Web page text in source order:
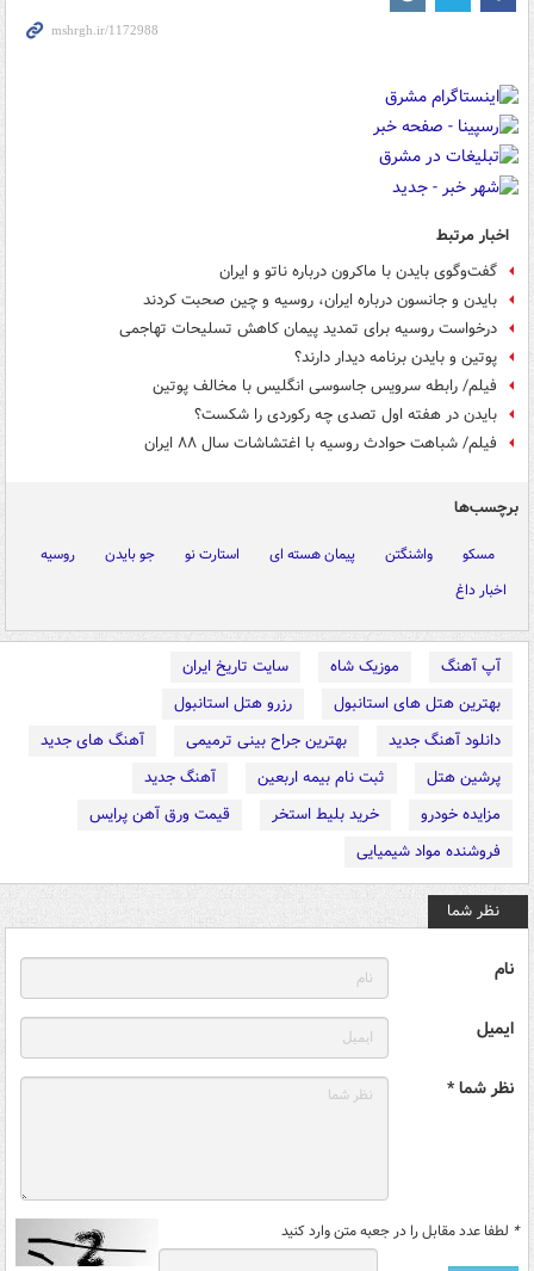
اخبار مرتبط
گفت‌وگوی بایدن با ماکرون درباره ناتو و ایران
بایدن و جانسون درباره ایران، روسیه و چین صحبت کردند
درخواست روسیه برای تمدید پیمان کاهش تسلیحات تهاجمی
پوتین و بایدن برنامه دیدار دارند؟
فیلم/ رابطه سرویس جاسوسی انگلیس با مخالف پوتین
بایدن در هفته اول تصدی چه رکوردی را شکست؟
فیلم/ شباهت حوادث روسیه با اغتشاشات سال ۸۸ ایران
برچسب‌ها
مسکو واشنگتن پیمان هسته ای استارت نو جو بایدن
روسیه
اخبار داغ
آپ آهنگ موزیک شاه
سایت تاریخ ایران
بهترین هتل های استانبول
رزرو هتل استانبول
دانلود آهنگ جدید
بهترین جراح بینی ترمیمی
آهنگ های جدید
پرشین هتل
ثبت نام بیمه اربعین
آهنگ جدید
مزایده خودرو
خرید بلیط استخر
قیمت ورق آهن پرایس
فروشنده مواد شیمیایی
نظر شما
نام
ایمیل
نظر شما *
* لطفا عدد مقابل را در جعبه متن وارد کنید